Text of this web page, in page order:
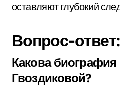
оставляют глубокий
Вопрос-ответ:
Какова
Гвоздиковой?